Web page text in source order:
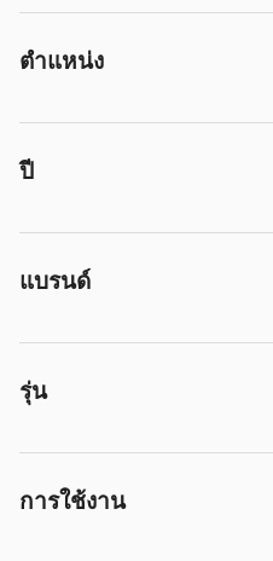
ตำแหน่ง
ปี
แบรนด์
รุ่น
การใช้งาน